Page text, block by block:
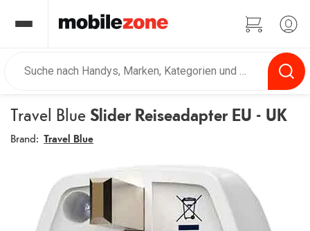
Travel BlueSlider Reiseadapter EU - UK
Brand: Travel Blue